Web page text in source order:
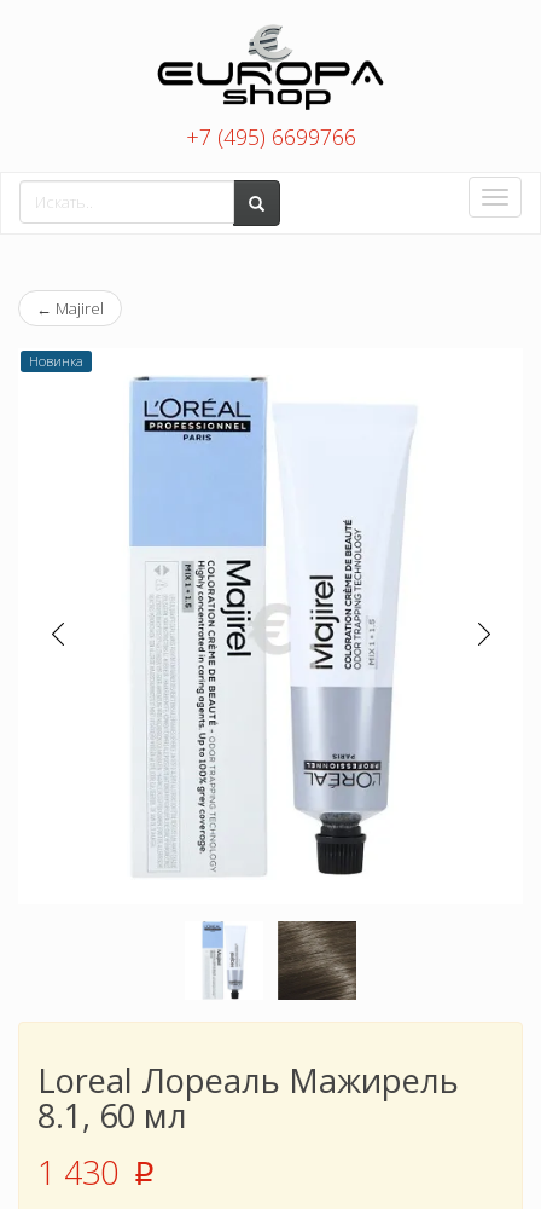
+7 (495) 6699766
Toggle
← Majirel
Новинка
Loreal Лореаль Мажирель
8.1, 60 мл
1 430 p